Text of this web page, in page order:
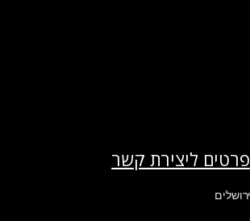
פרטים ליצירת קשר